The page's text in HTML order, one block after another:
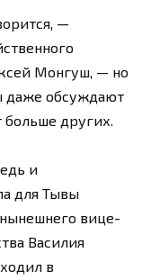
—
Монгуш, — но
даже обсуждают
других.
и
для Тывы
вице-
Василия
в